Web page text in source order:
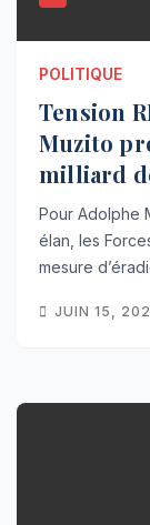
POLITIQUE
Tension
Muzito
milliard
Pour Adolphe
élan, les
mesure
JUIN 15,